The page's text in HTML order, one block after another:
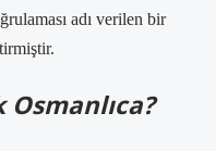
adı verilen bir